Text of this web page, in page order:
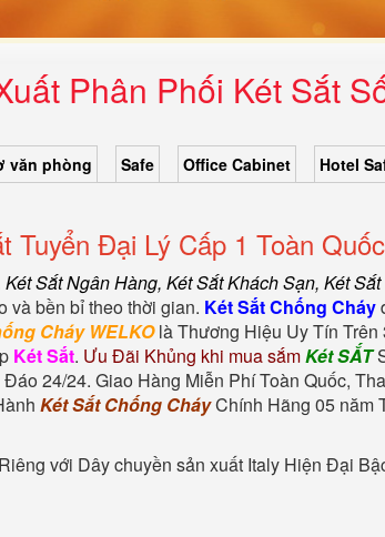
Phân Phối Két Sắt
văn phòng Safe Office Cabinet Hotel
Tuyển Đại Lý Cấp 1 Toàn
Két Sắt Ngân Hàng, Két Sắt Khách Sạn, Két
và bền bỉ theo thời gian. Két Sắt Chống Cháy
Cháy WELKOlà Thương Hiệu Uy Tín Trên
Két Sắt. Ưu Đãi Khủng khi mua sắmKét SẮT
24/24. Giao Hàng Miễn Phí Toàn Quốc,
Két Sắt Chống CháyChính Hãng 05 năm
với Dây chuyền sản xuất Italy Hiện Đại